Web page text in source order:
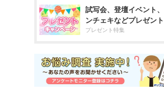
試写会、登壇イベント
ンチェキなどプレゼント
プレゼント特集